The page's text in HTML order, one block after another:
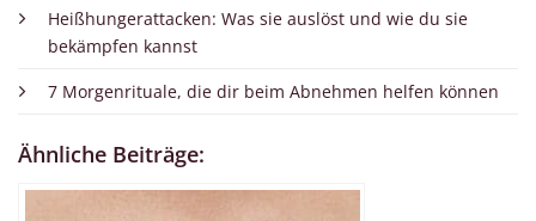
Heißhungerattacken: Was sie auslöst und wie du sie
bekämpfen kannst
7 Morgenrituale, die dir beim Abnehmen helfen können
Ähnliche Beiträge: